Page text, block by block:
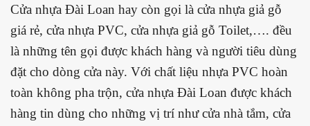
Cửa nhựa Đài Loan hay còn gọi là cửa nhựa giả gỗ
giá rẻ, cửa nhựa PVC, cửa nhựa giả gỗ Toilet,…. đều
là những tên gọi được khách hàng và người tiêu dùng
đặt cho dòng cửa này. Với chất liệu nhựa PVC hoàn
toàn không pha trộn, cửa nhựa Đài Loan được khách
hàng tin dùng cho những vị trí như cửa nhà tắm, cửa